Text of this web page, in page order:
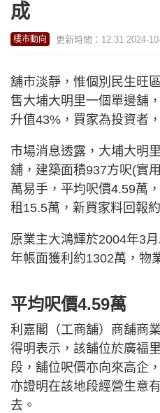
成
樓市動向 更新時間：12:31 2024-
舖市淡靜，惟個別民生旺
售大埔大明里一個單邊舖
升值43%，買家為投資者
市場消息透露，大埔大明
舖，建築面積937方呎(實
萬易手，平均呎價4.59萬
租15.5萬，新買家料回報
原業主大鴻輝於2004年3
年帳面獲利約1302萬，物
平均呎價4.59萬
利嘉閣（工商舖）商舖商
得明表示，該舖位於廣福
段，舖位呎價亦向來高企
亦證明在該地段經營生意
去。